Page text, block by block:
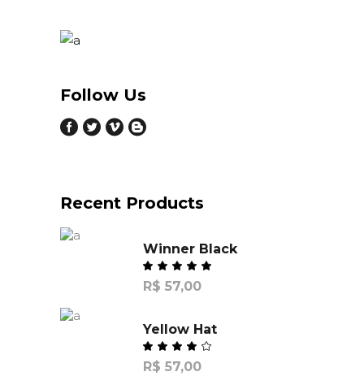
Follow Us
Recent Products
Winner Black
R$ 57,00
Yellow Hat
R$ 57,00